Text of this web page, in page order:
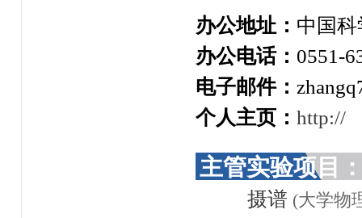
办公地址： 中国
办公电话： 0551-
电子邮件：
个人主页： http://
主管实验项目
摄谱 (大学物